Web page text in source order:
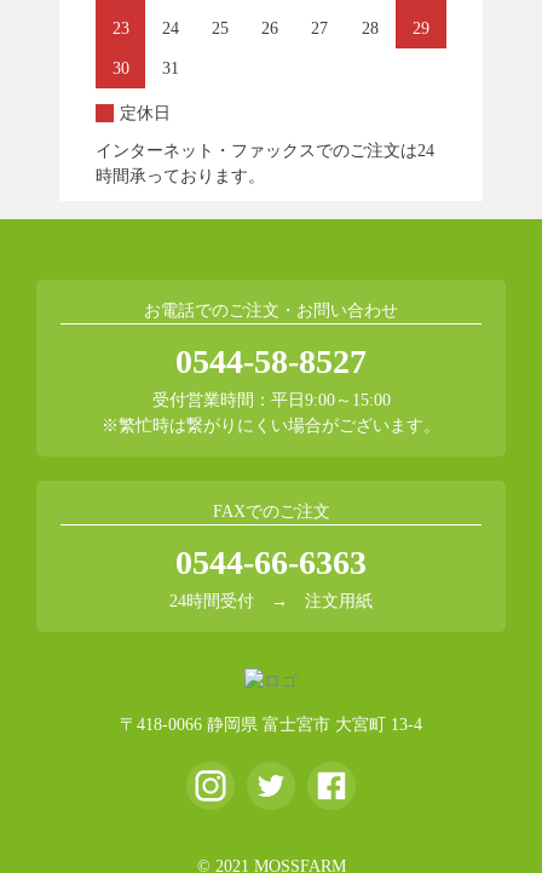
23 24 25 26 27 28 29
30 31
定休日
インターネット・ファックスでのご注文は24
時間承っております。
お電話でのご注文・お問い合わせ
0544-58-8527
受付営業時間：平日9:00～15:00
※繁忙時は繋がりにくい場合がございます。
FAXでのご注文
0544-66-6363
24時間受付 → 注文用紙
〒418-0066 静岡県 富士宮市 大宮町 13-4
© 2021 MOSSFARM